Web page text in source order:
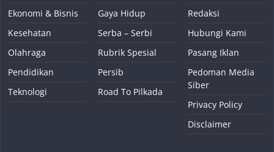
Ekonomi & Bisnis
Kesehatan
Olahraga
Pendidikan
Teknologi
Gaya Hidup
Serba – Serbi
Rubrik Spesial
Persib
Road To Pilkada
Redaksi
Hubungi Kami
Pasang Iklan
Pedoman Media
Siber
Privacy Policy
Disclaimer